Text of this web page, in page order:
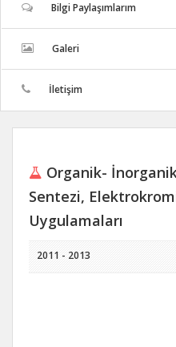
Bilgi Paylaşımlarım
Galeri
İletişim
Organik-
Sentezi,
Uygulamaları
2011 - 2013